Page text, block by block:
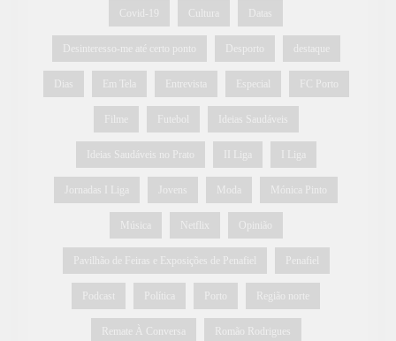
Covid-19 Cultura Datas
Desinteresso-me até certo ponto Desporto destaque
Dias Em Tela Entrevista Especial FC Porto
Filme Futebol Ideias Saudáveis
Ideias Saudáveis no Prato II Liga I Liga
Jornadas I Liga Jovens Moda Mónica Pinto
Música Netflix Opinião
Pavilhão de Feiras e Exposições de Penafiel Penafiel
Podcast Política Porto Região norte
Remate À Conversa Romão Rodrigues